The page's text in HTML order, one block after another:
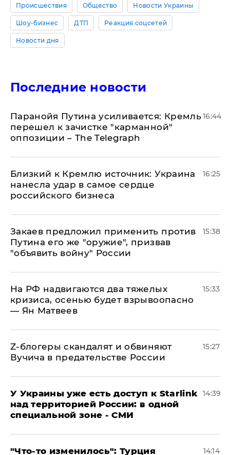
Происшествия Общество Новости Украины
Шоу-бизнес ДТП Реакция соцсетей
Новости дня
Последние новости
Паранойя Путина усиливается: Кремль
перешел к зачистке "карманной"
оппозиции – The Telegraph
16:44
Близкий к Кремлю источник: Украина
нанесла удар в самое сердце
российского бизнеса
16:25
Закаев предложил применить против
Путина его же "оружие", призвав
"объявить войну" России
15:38
На РФ надвигаются два тяжелых
кризиса, осенью будет взрывоопасно
— Ян Матвеев
15:33
Z-блогеры скандалят и обвиняют
Вучича в предательстве России
15:27
У Украины уже есть доступ к Starlink
над территорией России: в одной
специальной зоне - СМИ
14:39
​"Что-то изменилось": Турция 14:14